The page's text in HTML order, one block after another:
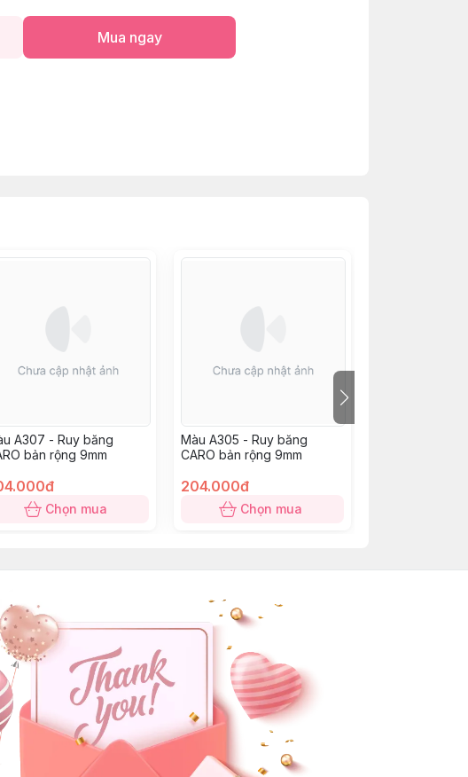
Mua ngay
A307 - Ruy băng
bản rộng 9mm
Chọn mua
Màu A305 - Ruy băng
CARO bản rộng 9mm
204.000đ
Chọn mua